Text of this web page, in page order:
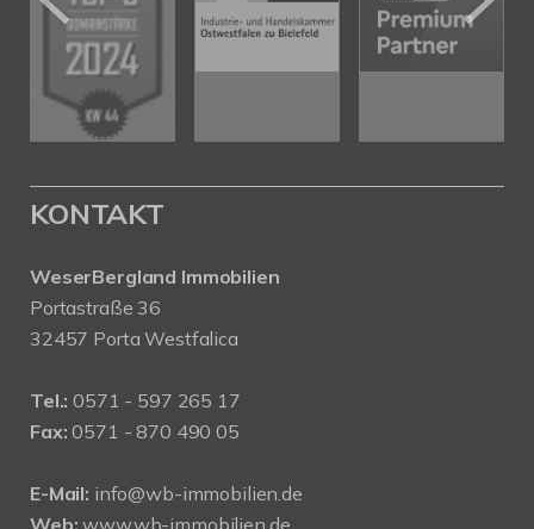
KONTAKT
WeserBergland Immobilien
Portastraße 36
32457 Porta Westfalica
Tel.: 0571 - 597 265 17
Fax: 0571 - 870 490 05
E-Mail: info@wb-immobilien.de
Web: www.wb-immobilien.de